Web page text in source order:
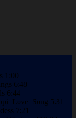
1:00
6:48
6:44
5:31
7:21